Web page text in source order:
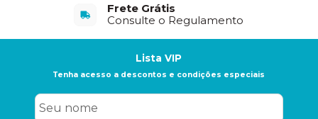
Frete Grátis
Consulte o Regulamento
Lista VIP
Tenha acesso a descontos e condições especiais